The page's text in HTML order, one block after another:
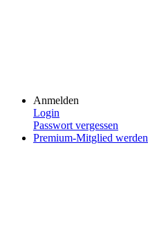
Anmelden
Login
Passwort vergessen
Premium-Mitglied werden